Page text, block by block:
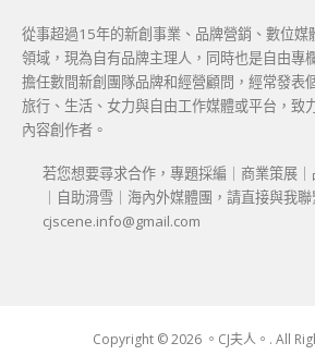
從事超過15年的新創事業、品牌營銷、數位媒
領域，現為自有品牌主理人，同時也是自由專
擔任數間新創團隊品牌和經營顧問，經常發表
旅行、生活、女力與自由工作媒體或平台，致
內容創作者。
若您想要尋求合作，專題採編｜商業策展
｜自助滑雪｜海內外媒體團，請直接與我聯
cjscene.info@gmail.com
Copyright © 2026 。CJ夫人。. All